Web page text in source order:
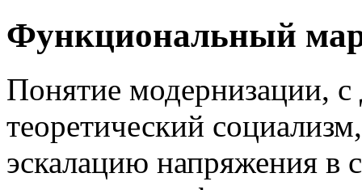
Функциональный
Понятие модернизации,
теоретический
эскалацию напряжения в